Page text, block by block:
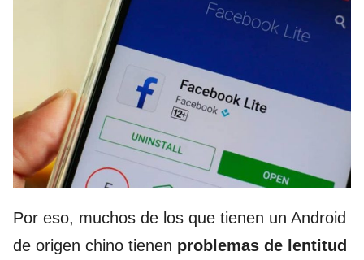
Por eso, muchos de los que tienen un Android
de origen chino tienen problemas de lentitud